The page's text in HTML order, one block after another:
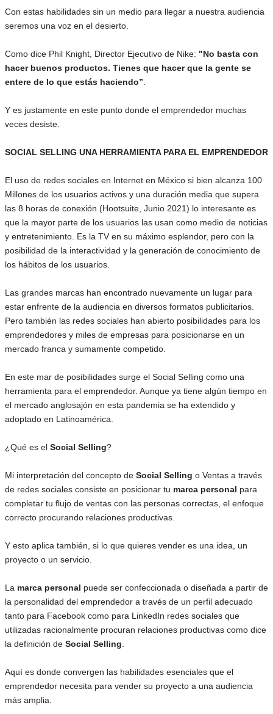
Con estas habilidades sin un medio para llegar a nuestra audiencia
seremos una voz en el desierto.
Como dice Phil Knight, Director Ejecutivo de Nike: "No basta con
hacer buenos productos. Tienes que hacer que la gente se
entere de lo que estás haciendo”
Y es justamente en este punto donde el emprendedor muchas
veces desiste.
SOCIAL SELLING UNA HERRAMIENTA PARA EL EMPRENDEDOR
El uso de redes sociales en Internet en México si bien alcanza 100
Millones de los usuarios activos y una duración media que supera
las 8 horas de conexión (Hootsuite, Junio 2021) lo interesante es
que la mayor parte de los usuarios las usan como medio de noticias
y entretenimiento. Es la TV en su máximo esplendor, pero con la
posibilidad de la interactividad y la generación de conocimiento de
los hábitos de los usuarios.
Las grandes marcas han encontrado nuevamente un lugar para
estar enfrente de la audiencia en diversos formatos publicitarios.
Pero también las redes sociales han abierto posibilidades para los
emprendedores y miles de empresas para posicionarse en un
mercado franca y sumamente competido.
En este mar de posibilidades surge el Social Selling como una
herramienta para el emprendedor. Aunque ya tiene algún tiempo en
el mercado anglosajón en esta pandemia se ha extendido y
adoptado en Latinoamérica.
¿Qué es el Social Selling?
Mi interpretación del concepto de Social Selling o Ventas a través
de redes sociales consiste en posicionar tu marca personal para
completar tu flujo de ventas con las personas correctas, el enfoque
correcto procurando relaciones productivas.
Y esto aplica también, si lo que quieres vender es una idea, un
proyecto o un servicio.
La marca personal puede ser confeccionada o diseñada a partir de
la personalidad del emprendedor a través de un perfil adecuado
tanto para Facebook como para LinkedIn redes sociales que
utilizadas racionalmente procuran relaciones productivas como dice
la definición de Social Selling
Aquí es donde convergen las habilidades esenciales que el
emprendedor necesita para vender su proyecto a una audiencia
más amplia.